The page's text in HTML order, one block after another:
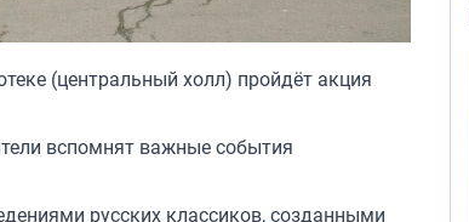
(центральный холл) пройдёт акция
вспомнят важные события
русских классиков, созданными